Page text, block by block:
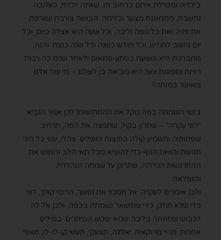
בילדיה ומטיילת איתם ברחוב וזו, שאינה יולדת, כעלובה
נחשבת, מתמוגגת מצער וכלימה. הבושה צורבת ושורפת
את פניה ואת כל גופה וליבה, וכל שעה היא אצלה כיום, וכל
יום נחשב לחודש, וכל חודש כשנה וכל שנה כנצח. והנה,
מתברכת היא ונושעת בפתע-פתאום ולאחר שנים כה רבות
רוויות וספוגות צער היא מביאה בן לעולם – מי עוד אדם
מאושר כמותה?
ביטוי השמחה בפה מקל את ההתרגשות! לכן אמר הנביא
"רוני עקרה" – שתרון בקול, שתפצה את הפה, תרחיב
שפתותיה ותשמיע קולה בחוצות ירושלים. צהלי, עשי כל מיני
תנועות והוויות הגוף כדי להוציא מכל תאי הלב והנפש את
ההתרגשות הגדולה, שתרונן על שמחה הנהדרת
והנפלאה…
ולכן אומרים לעקרה: אל תסכני את נפשך, הרימי קולך, רוני
כדי שלא תוזק, כדי שתישאר נשמתה בכפה, ולכן אל לה
לכבוש שמחתה בליבה שמא יפקעו המיתרים. במילים
אחרות: תהיי מרוקאית. יאללה, תצעקי, תעשי קו-לו-לו, תאפי